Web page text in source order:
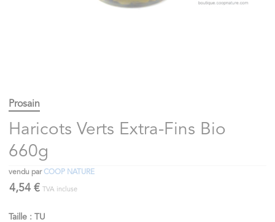
Prosain
Haricots Verts Extra-Fins Bio
660g
vendu parCOOP NATURE
4,54 € TVA incluse
Taille : TU